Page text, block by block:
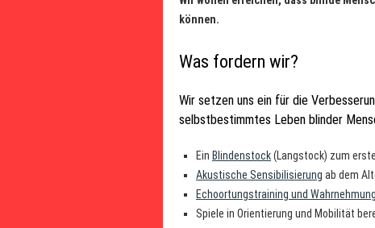
können.
Was fordern wir?
Wir setzen uns ein für die
selbstbestimmtes Leben blinder
Ein Blindenstock(Langstock) zum
Akustische Sensibilisierung ab dem
Echoortungstraining und
Spiele in Orientierung und Mobilität